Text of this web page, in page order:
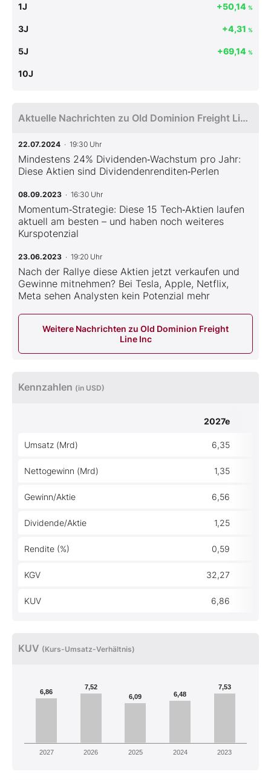
1J +50,14 %
3J +4,31 %
5J +69,14 %
10J
Aktuelle Nachrichten zu Old Dominion Freight Line Inc
22.07.2024 · 19:30 Uhr
Mindestens 24% Dividenden‑Wachstum pro Jahr:
Diese Aktien sind Dividendenrenditen‑Perlen
08.09.2023 · 16:30 Uhr
Momentum‑Strategie: Diese 15 Tech‑Aktien laufen
aktuell am besten – und haben noch weiteres
Kurspotenzial
23.06.2023 · 19:20 Uhr
Nach der Rallye diese Aktien jetzt verkaufen und
Gewinne mitnehmen? Bei Tesla, Apple, Netflix,
Meta sehen Analysten kein Potenzial mehr
Weitere Nachrichten zu Old Dominion Freight
Line Inc
Kennzahlen (in USD)
2027e
Umsatz (Mrd) 6,35
Nettogewinn (Mrd) 1,35
Gewinn/Aktie 6,56
Dividende/Aktie 1,25
Rendite (%) 0,59
KGV 32,27
KUV 6,86
KUV (Kurs-Umsatz-Verhältnis)
6,86
7,52
6,09
6,48
7,53
2027 2026 2025 2024 2023